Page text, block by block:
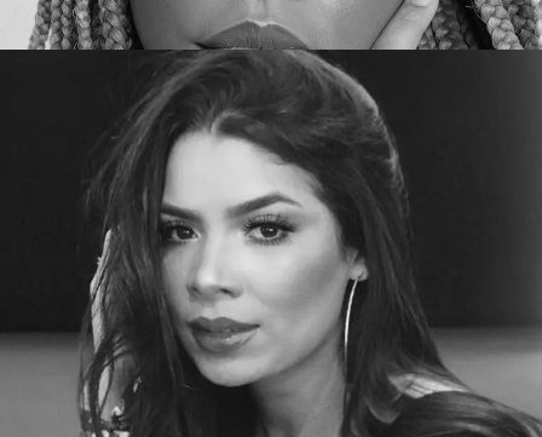
Promotora 7